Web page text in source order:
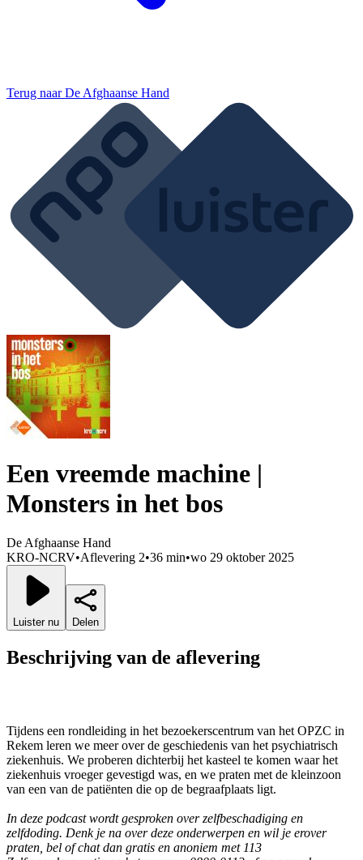
Terug naarDe Afghaanse Hand
Een vreemde machine |
Monsters in het bos
De Afghaanse Hand
KRO-NCRV•Aflevering 2•36 min•wo 29 oktober 2025
Luister nu Delen
Beschrijving van de aflevering
Tijdens een rondleiding in het bezoekerscentrum van het OPZC in
Rekem leren we meer over de geschiedenis van het psychiatrisch
ziekenhuis. We proberen dichterbij het kasteel te komen waar het
ziekenhuis vroeger gevestigd was, en we praten met de kleinzoon
van een van de patiënten die op de begraafplaats ligt.
In deze podcast wordt gesproken over zelfbeschadiging en
zelfdoding. Denk je na over deze onderwerpen en wil je erover
praten, bel of chat dan gratis en anoniem met 113